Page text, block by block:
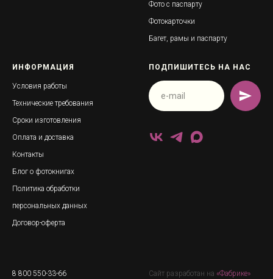
Фото с паспарту
Фотокарточки
Багет, рамы и паспарту
ИНФОРМАЦИЯ
Условия работы
Технические требования
Сроки изготовления
Оплата и доставка
Контакты
Блог о фотокнигах
Политика обработки
персональных данных
Договор-оферта
ПОДПИШИТЕСЬ НА НАС
8 800 550-33-66 Сайт разработан на «Фабрике»